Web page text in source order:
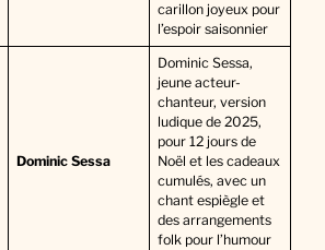
carillon joyeux pour
l’espoir saisonnier
Dominic Sessa
Dominic Sessa,
jeune acteur-
chanteur, version
ludique de 2025,
pour 12 jours de
Noël et les cadeaux
cumulés, avec un
chant espiègle et
des arrangements
folk pour l’humour